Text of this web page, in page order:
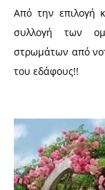
Από την επιλογή
συλλογή των
στρωμάτων από
του εδάφους!!